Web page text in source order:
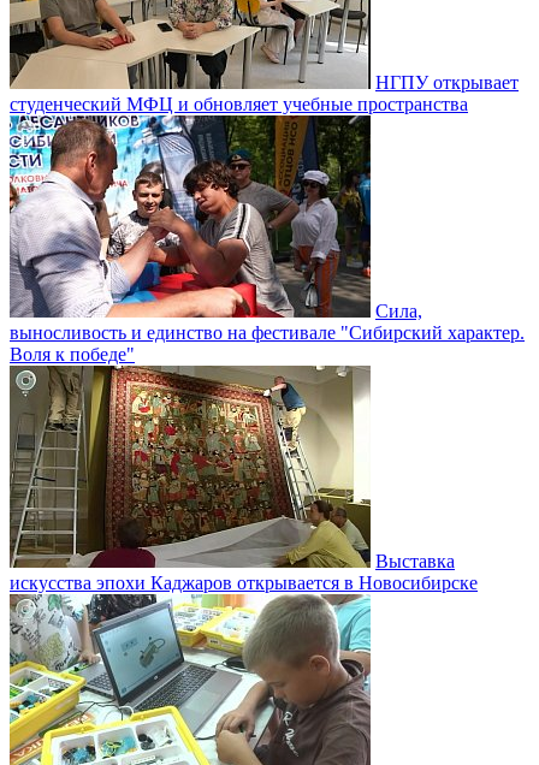
НГПУ открывает
студенческий МФЦ и обновляет учебные пространства
Сила,
выносливость и единство на фестивале "Сибирский характер.
Воля к победе"
Выставка
искусства эпохи Каджаров открывается в Новосибирске